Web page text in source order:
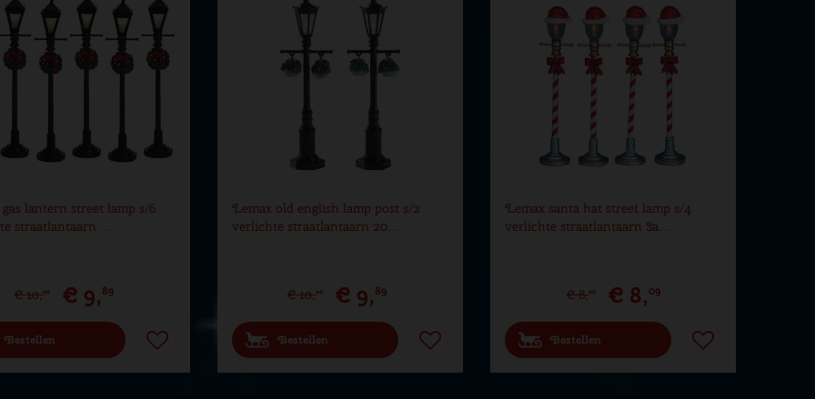
lantern street lamp s/6
straatlantaarn …
€ 10,99 € 9,89
Bestellen
Lemax old english lamp post s/2
verlichte straatlantaarn 20…
€ 10,99 € 9,89
Bestellen
Lemax santa hat street lamp s/4
verlichte straatlantaarn Sa…
€ 8,99 € 8,09
Bestellen